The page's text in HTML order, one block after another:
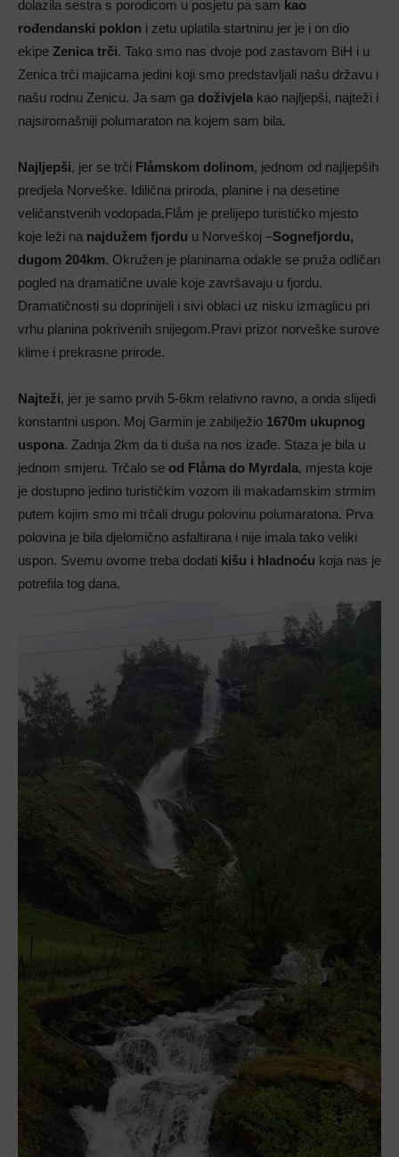
dolazila sestra s porodicom u posjetu pa sam kao
rođendanski poklon i zetu uplatila startninu jer je i on dio
ekipe Zenica trči. Tako smo nas dvoje pod zastavom BiH i u
Zenica trči majicama jedini koji smo predstavljali našu državu i
našu rodnu Zenicu. Ja sam ga doživjela kao najljepši, najteži i
najsiromašniji polumaraton na kojem sam bila.
Najljepši, jer se trči Flåmskom dolinom, jednom od najljepših
predjela Norveške. Idilična priroda, planine i na desetine
veličanstvenih vodopada.Flåm je prelijepo turističko mjesto
koje leži na najdužem fjordu u Norveškoj –Sognefjordu,
dugom 204km. Okružen je planinama odakle se pruža odličan
pogled na dramatične uvale koje završavaju u fjordu.
Dramatičnosti su doprinijeli i sivi oblaci uz nisku izmaglicu pri
vrhu planina pokrivenih snijegom.Pravi prizor norveške surove
klime i prekrasne prirode.
Najteži, jer je samo prvih 5-6km relativno ravno, a onda slijedi
konstantni uspon. Moj Garmin je zabilježio 1670m ukupnog
uspona. Zadnja 2km da ti duša na nos izađe. Staza je bila u
jednom smjeru. Trčalo se od Flåma do Myrdala, mjesta koje
je dostupno jedino turističkim vozom ili makadamskim strmim
putem kojim smo mi trčali drugu polovinu polumaratona. Prva
polovina je bila djelomično asfaltirana i nije imala tako veliki
uspon. Svemu ovome treba dodati kišu i hladnoću koja nas je
potrefila tog dana.